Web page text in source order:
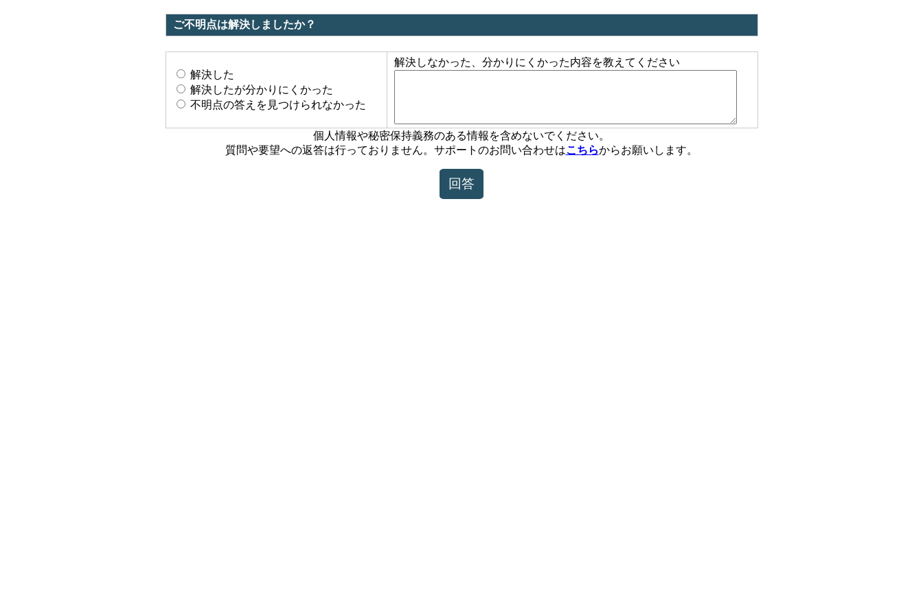
ご不明点は解決しましたか？
解決した
解決したが分かりにくかった
不明点の答えを見つけられなかった
解決しなかった、分かりにくかった内容を教えてください
個人情報や秘密保持義務のある情報を含めないでください。
質問や要望への返答は行っておりません。サポートのお問い合わせはこちらからお願いします。